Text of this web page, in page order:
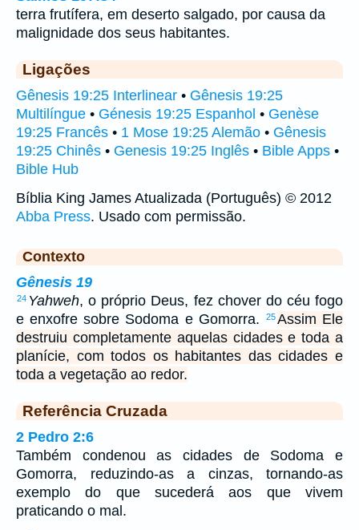
terra frutífera, em deserto salgado, por causa da
malignidade dos seus habitantes.
Ligações
Gênesis 19:25 Interlinear • Gênesis 19:25
Multilíngue • Génesis 19:25 Espanhol • Genèse
19:25 Francês • 1 Mose 19:25 Alemão • Gênesis
19:25 Chinês • Genesis 19:25 Inglês • Bible Apps •
Bible Hub
Bíblia King James Atualizada (Português) © 2012
Abba Press. Usado com permissão.
Contexto
Gênesis 19
24 Yahweh, o próprio Deus, fez chover do céu fogo
e enxofre sobre Sodoma e Gomorra.
25Assim Ele
destruiu completamente aquelas cidades e toda a
planície, com todos os habitantes das cidades e
toda a vegetação ao redor.
Referência Cruzada
2 Pedro 2:6
Também condenou as cidades de Sodoma e
Gomorra, reduzindo-as a cinzas, tornando-as
exemplo do que sucederá aos que vivem
praticando o mal.